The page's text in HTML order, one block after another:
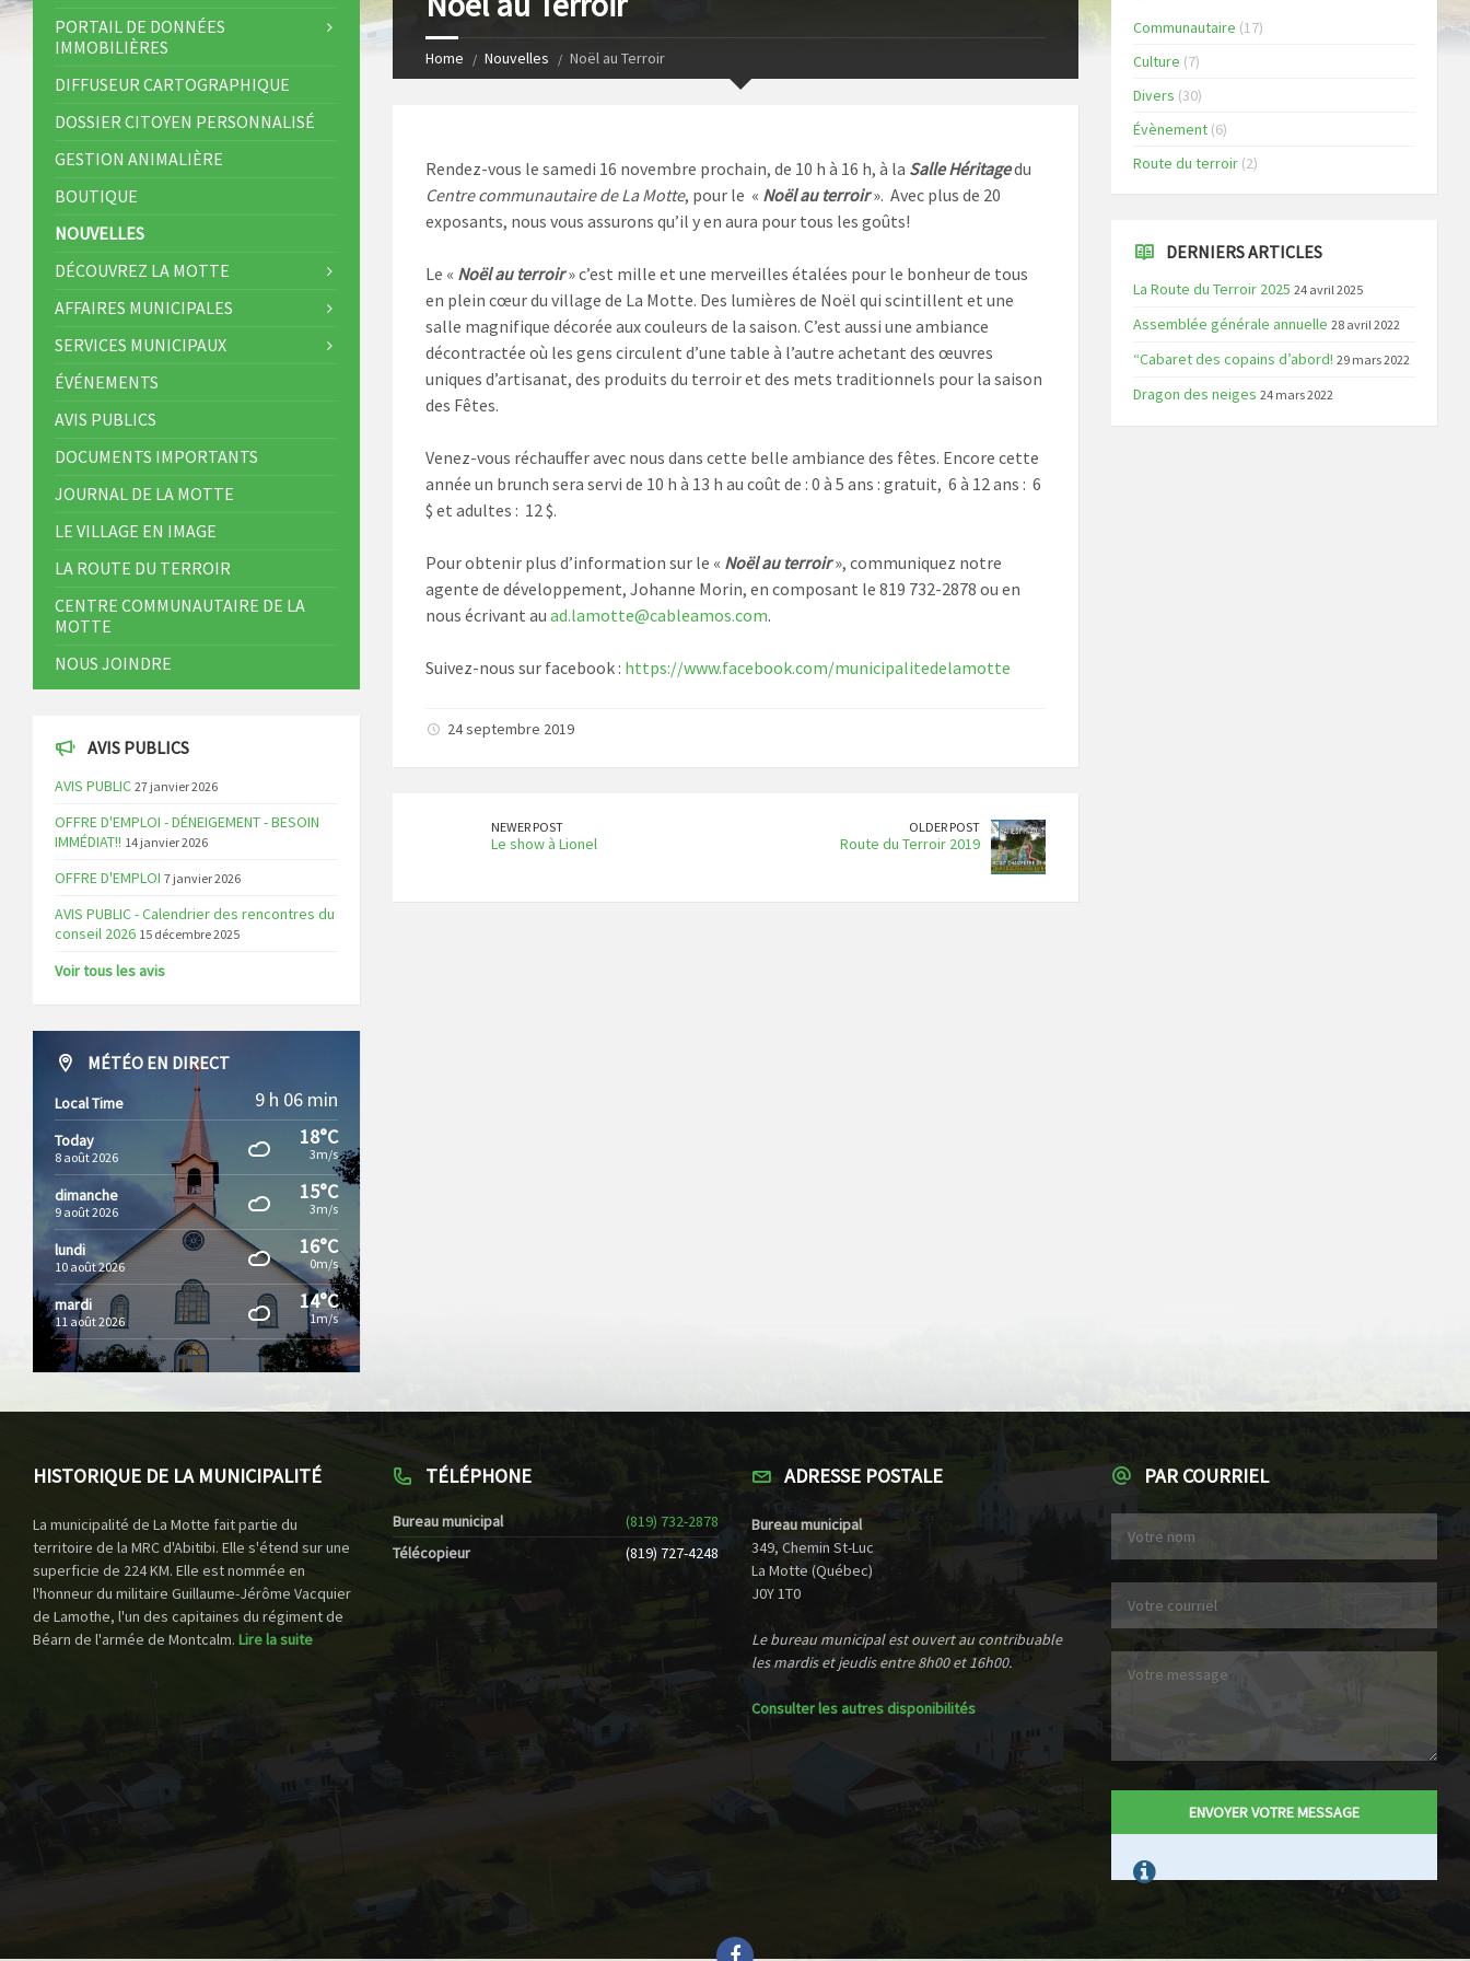
Home Nouvelles Noël au Terroir
Rendez-vous le samedi 16 novembre prochain, de 10 h à 16 h, à la Salle Héritagedu
Centre communautaire de La Motte, pour le « Noël au terroir». Avec plus de 20
exposants, nous vous assurons qu’il y en aura pour tous les goûts!
Le « Noël au terroir» c’est mille et une merveilles étalées pour le bonheur de tous
en plein cœur du village de La Motte. Des lumières de Noël qui scintillent et une
salle magnifique décorée aux couleurs de la saison. C’est aussi une ambiance
décontractée où les gens circulent d’une table à l’autre achetant des œuvres
uniques d’artisanat, des produits du terroir et des mets traditionnels pour la saison
des Fêtes.
Venez-vous réchauffer avec nous dans cette belle ambiance des fêtes. Encore cette
année un brunch sera servi de 10 h à 13 h au coût de : 0 à 5 ans : gratuit, 6 à 12 ans : 6
$ et adultes : 12 $.
Pour obtenir plus d’information sur le « Noël au terroir», communiquez notre
agente de développement, Johanne Morin, en composant le 819 732-2878 ou en
nous écrivant au ad.lamotte@cableamos.com.
Suivez-nous sur facebook : https://www.facebook.com/municipalitedelamotte
24 septembre 2019
NEWER POST
Le show à Lionel
OLDER POST
Route du Terroir 2019
PORTAIL DE DONNÉES
IMMOBILIÈRES
DIFFUSEUR CARTOGRAPHIQUE
DOSSIER CITOYEN PERSONNALISÉ
GESTION ANIMALIÈRE
BOUTIQUE
NOUVELLES
DÉCOUVREZ LA MOTTE
AFFAIRES MUNICIPALES
SERVICES MUNICIPAUX
ÉVÉNEMENTS
AVIS PUBLICS
DOCUMENTS IMPORTANTS
JOURNAL DE LA MOTTE
LE VILLAGE EN IMAGE
LA ROUTE DU TERROIR
CENTRE COMMUNAUTAIRE DE LA
MOTTE
NOUS JOINDRE
AVIS PUBLICS
AVIS PUBLIC 27 janvier 2026
OFFRE D'EMPLOI - DÉNEIGEMENT - BESOIN
IMMÉDIAT!! 14 janvier 2026
OFFRE D'EMPLOI 7 janvier 2026
AVIS PUBLIC - Calendrier des rencontres du
conseil 2026 15 décembre 2025
Voir tous les avis
MÉTÉO EN DIRECT
Local Time 9 h 06 min
Today
8 août 2026
18°C
3m/s
dimanche
9 août 2026
15°C
3m/s
lundi
10 août 2026
16°C
0m/s
mardi
11 août 2026
14°C
1m/s
Communautaire (17)
Culture (7)
Divers (30)
Évènement(6)
Route du terroir(2)
DERNIERS ARTICLES
La Route du Terroir 2025 24 avril 2025
Assemblée générale annuelle 28 avril 2022
“Cabaret des copains d’abord! 29 mars 2022
Dragon des neiges 24 mars 2022
HISTORIQUE DE LA MUNICIPALITÉ
La municipalité de La Motte fait partie du
territoire de la MRC d'Abitibi. Elle s'étend sur une
superficie de 224 KM. Elle est nommée en
l'honneur du militaire Guillaume-Jérôme Vacquier
de Lamothe, l'un des capitaines du régiment de
Béarn de l'armée de Montcalm. Lire la suite
TÉLÉPHONE
Bureau municipal
(819) 732-2878
Télécopieur
(819) 727-4248
ADRESSE POSTALE
Bureau municipal
349, Chemin St-Luc
La Motte (Québec)
J0Y 1T0
Le bureau municipal est ouvert au contribuable
les mardis et jeudis entre 8h00 et 16h00.
Consulter les autres disponibilités
PAR COURRIEL
s